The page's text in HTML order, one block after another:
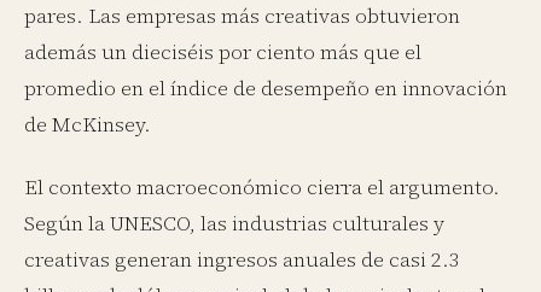
pares. Las empresas más creativas obtuvieron
además un dieciséis por ciento más que el
promedio en el índice de desempeño en innovación
de McKinsey.
El contexto macroeconómico cierra el argumento.
Según la UNESCO, las industrias culturales y
creativas generan ingresos anuales de casi 2.3